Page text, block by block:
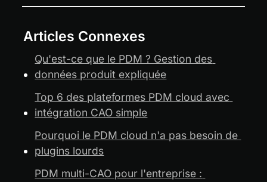
Articles Connexes
Qu'est-ce que le PDM ? Gestion des
données produit expliquée
Top 6 des plateformes PDM cloud avec
intégration CAO simple
Pourquoi le PDM cloud n'a pas besoin de
plugins lourds
PDM multi-CAO pour l'entreprise :